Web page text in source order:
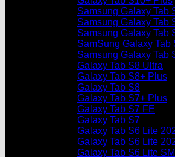
Samsung Galaxy Tab
Samsung Galaxy Tab
Samsung Galaxy Tab
SamSung Galaxy Tab
Samsung Galaxy Tab
Galaxy Tab S8 Ultra
Galaxy Tab S8+ Plus
Galaxy Tab S8
Galaxy Tab S7+ Plus
Galaxy Tab S7 FE
Galaxy Tab S7
Galaxy Tab S6 Lite
Galaxy Tab S6 Lite
Galaxy Tab S6 Lite